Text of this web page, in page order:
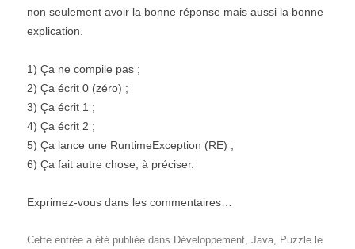
non seulement avoir la bonne réponse mais aussi la bonne
explication.
1) Ça ne compile pas ;
2) Ça écrit 0 (zéro) ;
3) Ça écrit 1 ;
4) Ça écrit 2 ;
5) Ça lance une RuntimeException (RE) ;
6) Ça fait autre chose, à préciser.
Exprimez-vous dans les commentaires…
Cette entrée a été publiée dans Développement, Java, Puzzle le